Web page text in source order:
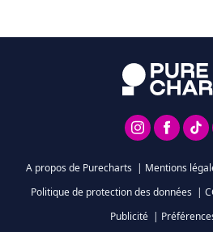
A propos de Purecharts | Mentions
Politique de protection des données |
Publicité |